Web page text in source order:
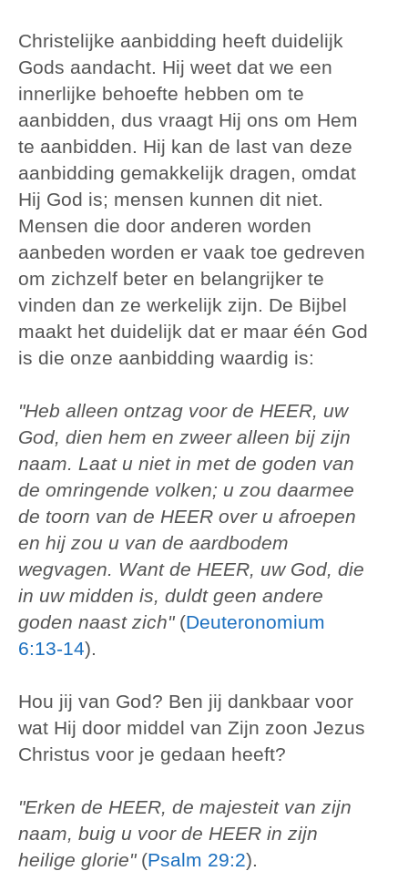
Christelijke aanbidding heeft duidelijk
Gods aandacht. Hij weet dat we een
innerlijke behoefte hebben om te
aanbidden, dus vraagt Hij ons om Hem
te aanbidden. Hij kan de last van deze
aanbidding gemakkelijk dragen, omdat
Hij God is; mensen kunnen dit niet.
Mensen die door anderen worden
aanbeden worden er vaak toe gedreven
om zichzelf beter en belangrijker te
vinden dan ze werkelijk zijn. De Bijbel
maakt het duidelijk dat er maar één God
is die onze aanbidding waardig is:
"Heb alleen ontzag voor de HEER, uw
God, dien hem en zweer alleen bij zijn
naam. Laat u niet in met de goden van
de omringende volken; u zou daarmee
de toorn van de HEER over u afroepen
en hij zou u van de aardbodem
wegvagen. Want de HEER, uw God, die
in uw midden is, duldt geen andere
goden naast zich"(Deuteronomium
6:13-14).
Hou jij van God? Ben jij dankbaar voor
wat Hij door middel van Zijn zoon Jezus
Christus voor je gedaan heeft?
"Erken de HEER, de majesteit van zijn
naam, buig u voor de HEER in zijn
heilige glorie"(Psalm 29:2).